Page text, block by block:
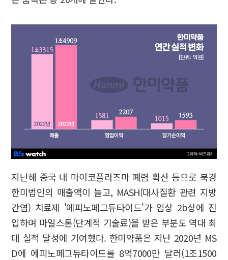
지난해 중국 내 마이코플라즈마 폐렴 확산 등으로 북경
한미법인의 매출액이 늘고, MASH(대사질환 관련 지방
간염) 치료제 '에피노페그듀타이드'가 임상 2b상에 진
입하며 마일스톤(단계적 기술료)을 받은 부분도 역대 최
대 실적 달성에 기여했다. 한미약품은 지난 2020년 MS
D에 에피노페그듀타이드를 8억7000만 달러(1조1500